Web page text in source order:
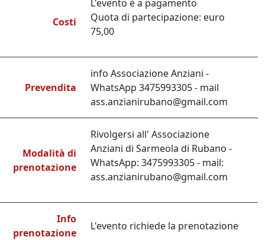
Costi
L'evento è a pagamento
Quota di partecipazione: euro
75,00
Prevendita
info Associazione Anziani -
WhatsApp 3475993305 - mail
ass.anzianirubano@gmail.com
Modalità di
prenotazione
Rivolgersi all' Associazione
Anziani di Sarmeola di Rubano -
WhatsApp: 3475993305 - mail:
ass.anzianirubano@gmail.com
Info
prenotazione
L'evento richiede la prenotazione